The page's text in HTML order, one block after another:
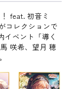
feat. 初音ミ
コレクションで
イベント「導く
咲希、望月 穂